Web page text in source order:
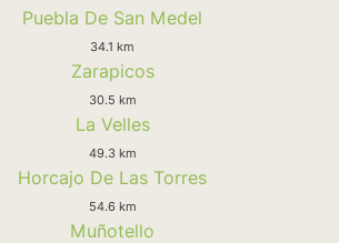
Puebla De San Medel
34.1 km
Zarapicos
30.5 km
La Velles
49.3 km
Horcajo De Las Torres
54.6 km
Muñotello